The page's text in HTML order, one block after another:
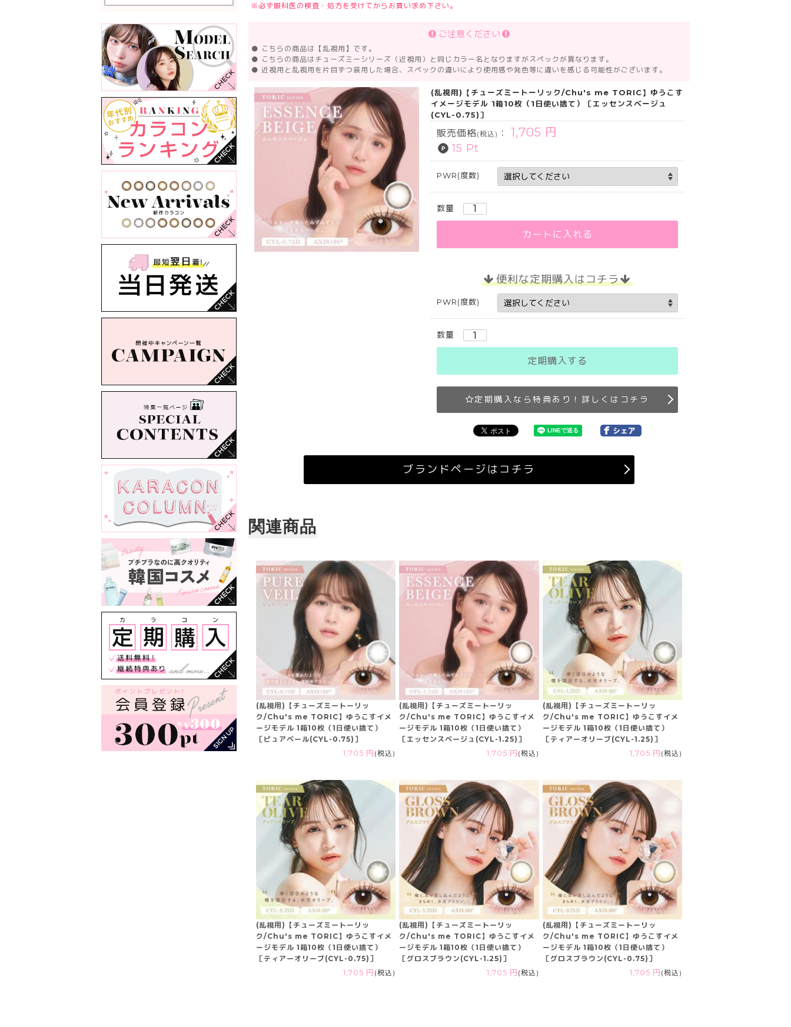
※必ず眼科医の検査・処方を受けてからお買い求め下さい。
ご注意ください
● こちらの商品は【乱視用】です。
● こちらの商品はチューズミーシリーズ（近視用）と同じカラー名となりますがスペックが異なります。
● 近視用と乱視用を片目ずつ装用した場合、スペックの違いにより使用感や発色等に違いを感じる可能性がございます。
(乱視用)【チューズミートーリック/Chu's me TORIC】ゆうこす
イメージモデル 1箱10枚（1日使い捨て）［エッセンスベージュ
(CYL-0.75)］
販売価格(税込) ： 1,705 円
15 Pt
PWR(度数)
数量
カートに入れる
便利な定期購入はコチラ
PWR(度数)
数量
定期購入する
定期購入なら特典あり！詳しくはコチラ
ブランドページはコチラ
関連商品
(乱視用)【チューズミートーリッ
ク/Chu's me TORIC】ゆうこすイメ
ージモデル 1箱10枚（1日使い捨て）
［ピュアベール(CYL-0.75)］
1,705 円 (税込)
(乱視用)【チューズミートーリッ
ク/Chu's me TORIC】ゆうこすイメ
ージモデル 1箱10枚（1日使い捨て）
［エッセンスベージュ(CYL-1.25)］
1,705 円 (税込)
(乱視用)【チューズミートーリッ
ク/Chu's me TORIC】ゆうこすイメ
ージモデル 1箱10枚（1日使い捨て）
［ティアーオリーブ(CYL-1.25)］
1,705 円 (税込)
(乱視用)【チューズミートーリッ
ク/Chu's me TORIC】ゆうこすイメ
ージモデル 1箱10枚（1日使い捨て）
［ティアーオリーブ(CYL-0.75)］
1,705 円 (税込)
(乱視用)【チューズミートーリッ
ク/Chu's me TORIC】ゆうこすイメ
ージモデル 1箱10枚（1日使い捨て）
［グロスブラウン(CYL-1.25)］
1,705 円 (税込)
(乱視用)【チューズミートーリッ
ク/Chu's me TORIC】ゆうこすイメ
ージモデル 1箱10枚（1日使い捨て）
［グロスブラウン(CYL-0.75)］
1,705 円 (税込)